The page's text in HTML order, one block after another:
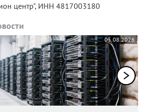
центр", ИНН 4817003180
05.08.2026